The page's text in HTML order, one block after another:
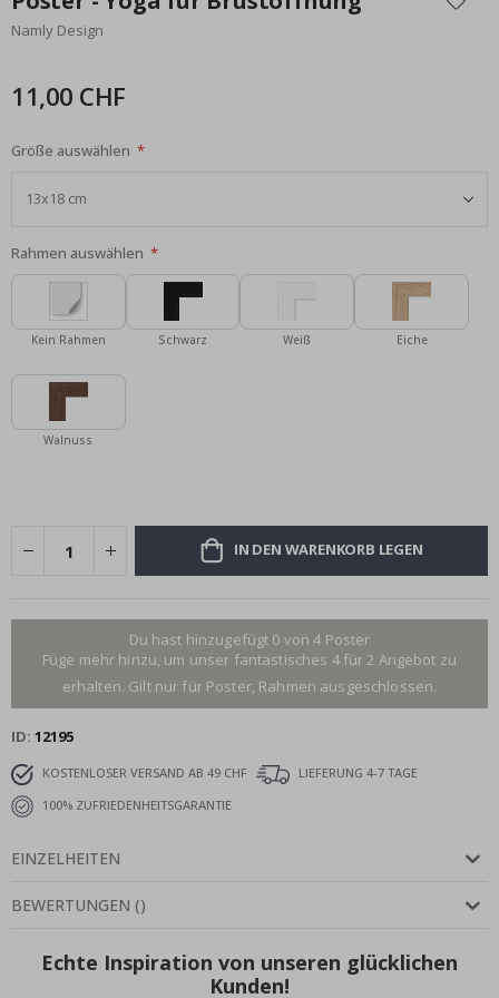
der
Bildgalerie
Namly Design
11,00 CHF
Größe auswählen
Rahmen auswählen
Kein Rahmen Schwarz Weiß Eiche
Walnuss
IN DEN WARENKORB LEGEN
Du hast hinzugefügt 0 von 4 Poster
Füge mehr hinzu, um unser fantastisches 4 für 2 Angebot zu
erhalten. Gilt nur für Poster, Rahmen ausgeschlossen.
ID 12195
KOSTENLOSER VERSAND AB 49 CHF
LIEFERUNG 4-7 TAGE
100% ZUFRIEDENHEITSGARANTIE
EINZELHEITEN
BEWERTUNGEN ()
Echte Inspiration von unseren glücklichen
Kunden!